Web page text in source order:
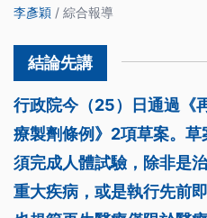
李彥穎 / 綜合報導
行政院今（25）日通過《
療製劑條例》2項草案。
須完成人體試驗，除非是
重大疾病，或是執行先前